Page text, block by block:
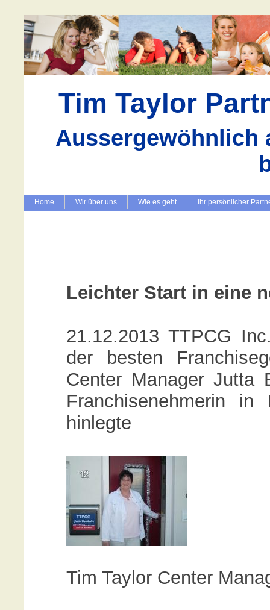
Tim Taylor
Aussergewöhnlich
Home Wir über uns Wie es geht Ihr persönlicher
Leichter Start in eine
21.12.2013 TTPCG
der besten
Center Manager Jutta
Franchisenehmerin in
hinlegte
Tim Taylor Center